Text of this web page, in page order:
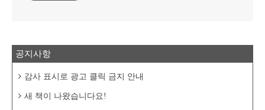
공지사항
감사 표시로 광고 클릭 금지 안내
새 책이 나왔습니다요!